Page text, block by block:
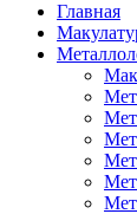
Главная